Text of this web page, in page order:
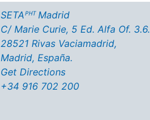
SETAᴾᴴᵀ Madrid
C/ Marie Curie, 5 Ed. Alfa Of. 3.6.
28521 Rivas Vaciamadrid,
Madrid, España.
Get Directions
+34 916 702 200